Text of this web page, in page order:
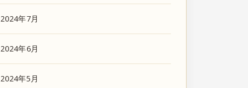
2024年7月
2024年6月
2024年5月